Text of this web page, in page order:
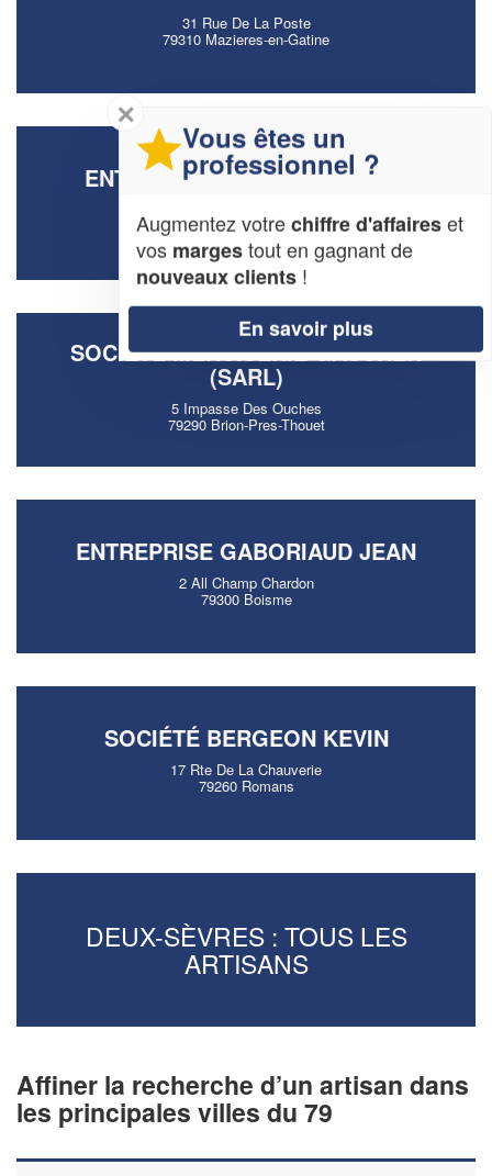
31 Rue De La Poste
79310 Mazieres-en-Gatine
ENTREPRISE HERAUD CEDRIC
79370 Prailles-la-Couarde
SOCIÉTÉ MENUISERIE GAUCHER
(SARL)
5 Impasse Des Ouches
79290 Brion-Pres-Thouet
ENTREPRISE GABORIAUD JEAN
2 All Champ Chardon
79300 Boisme
SOCIÉTÉ BERGEON KEVIN
17 Rte De La Chauverie
79260 Romans
DEUX-SÈVRES : TOUS LES
ARTISANS
Affiner la recherche d’un artisan dans
les principales villes du 79
✕
Vous êtes un
professionnel ?
Augmentez votrechiffre d'affaireset
vos margestout en gagnant de
nouveaux clients !
En savoir plus